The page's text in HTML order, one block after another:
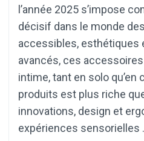
l’année 2025 s’impose
décisif dans le monde
accessibles, esthétiques
avancés, ces
intime, tant en solo qu’en
produits est plus riche
innovations, design et
expériences sensorielles